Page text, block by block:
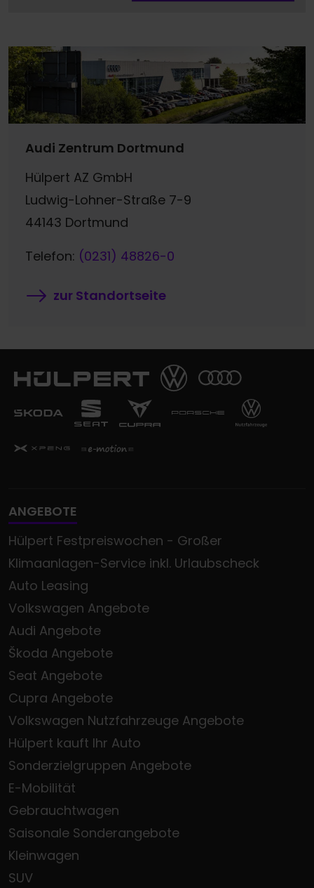
Audi Zentrum Dortmund
Hülpert AZ GmbH
Ludwig-Lohner-Straße 7-9
44143 Dortmund
Telefon: (0231) 48826-0
zur Standortseite
ANGEBOTE
Hülpert Festpreiswochen - Großer
Klimaanlagen-Service inkl. Urlaubscheck
Auto Leasing
Volkswagen Angebote
Audi Angebote
Škoda Angebote
Seat Angebote
Cupra Angebote
Volkswagen Nutzfahrzeuge Angebote
Hülpert kauft Ihr Auto
Sonderzielgruppen Angebote
E-Mobilität
Gebrauchtwagen
Saisonale Sonderangebote
Kleinwagen
SUV